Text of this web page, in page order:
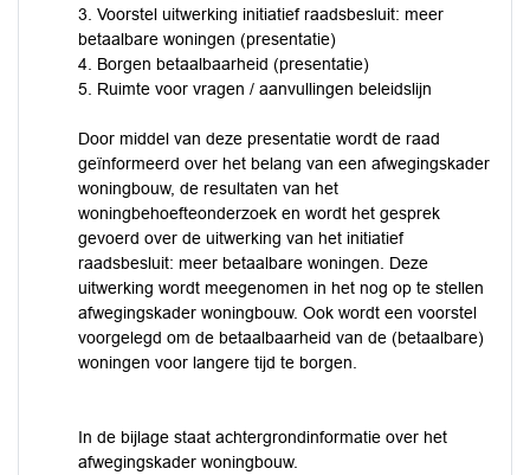
3. Voorstel uitwerking initiatief raadsbesluit: meer
betaalbare woningen (presentatie)
4. Borgen betaalbaarheid (presentatie)
5. Ruimte voor vragen / aanvullingen beleidslijn
Door middel van deze presentatie wordt de raad
geïnformeerd over het belang van een afwegingskader
woningbouw, de resultaten van het
woningbehoefteonderzoek en wordt het gesprek
gevoerd over de uitwerking van het initiatief
raadsbesluit: meer betaalbare woningen. Deze
uitwerking wordt meegenomen in het nog op te stellen
afwegingskader woningbouw. Ook wordt een voorstel
voorgelegd om de betaalbaarheid van de (betaalbare)
woningen voor langere tijd te borgen.
In de bijlage staat achtergrondinformatie over het
afwegingskader woningbouw.